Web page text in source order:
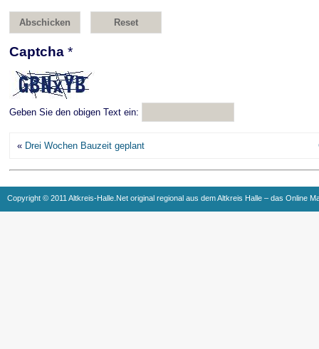
Captcha *
Geben Sie den obigen Text ein:
« Drei Wochen Bauzeit geplant
Copyright © 2011 Altkreis-Halle.Net original regional aus dem Altkreis Halle – das Online